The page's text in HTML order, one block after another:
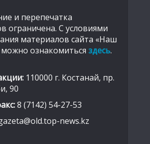
и перепечатка
ограничена. С условиями
материалов сайта «Наш
можно ознакомиться здесь.
110000 г. Костанай, пр.
90
8 (7142) 54-27-53
news.kz